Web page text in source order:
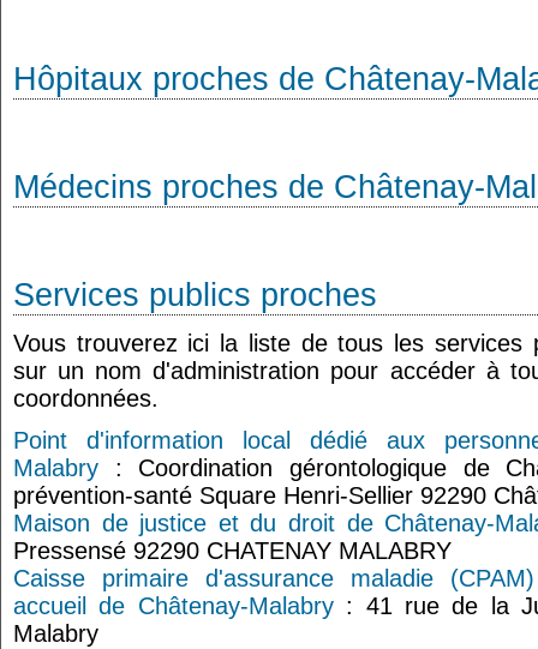
Hôpitaux proches de Châtenay-
Médecins proches de Châtenay-
Services publics proches
Vous trouverez ici la liste de tous les services
sur un nom d'administration pour accéder à
coordonnées.
Point d'information local dédié aux
Malabry : Coordination gérontologique de
prévention-santé Square Henri-Sellier 92290
Maison de justice et du droit de Châtenay-
Pressensé 92290 CHATENAY MALABRY
Caisse primaire d'assurance maladie
accueil de Châtenay-Malabry: 41 rue de la
Malabry